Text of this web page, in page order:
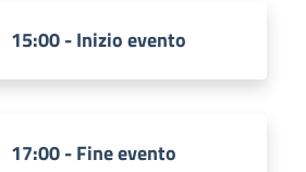
15:00 - Inizio evento
17:00 - Fine evento